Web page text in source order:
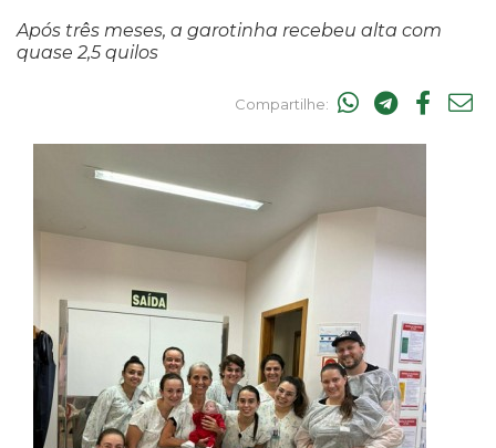
Após três meses, a garotinha recebeu alta com
quase 2,5 quilos
Compartilhe: